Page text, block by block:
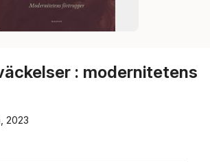
: modernitetens
2023